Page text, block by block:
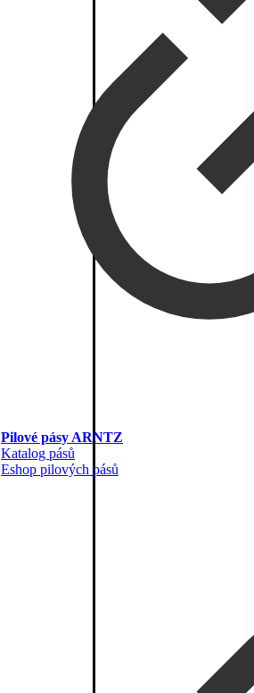
Pilové pásy ARNTZ
Katalog pásů
Eshop pilových pásů